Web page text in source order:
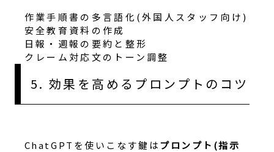
作業手順書の多言語化(外国人スタッフ向け)
安全教育資料の作成
日報・週報の要約と整形
クレーム対応文のトーン調整
5. 効果を高めるプロンプトのコツ
ChatGPTを使いこなす鍵はプロンプト(指示